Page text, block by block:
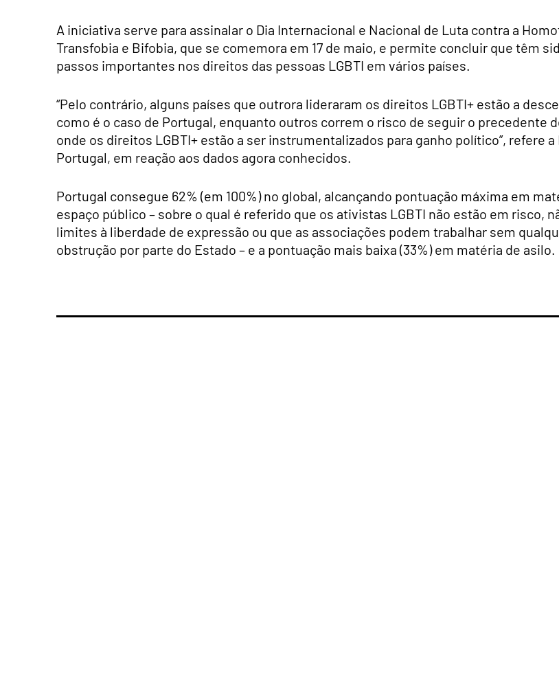
A iniciativa serve para assinalar o Dia Internacional e Nacional de Luta contra a
Transfobia e Bifobia, que se comemora em 17 de maio, e permite concluir que têm
passos importantes nos direitos das pessoas LGBTI em vários países.
“Pelo contrário, alguns países que outrora lideraram os direitos LGBTI+ estão a
como é o caso de Portugal, enquanto outros correm o risco de seguir o precedente
onde os direitos LGBTI+ estão a ser instrumentalizados para ganho político”, refere a
Portugal, em reação aos dados agora conhecidos.
Portugal consegue 62% (em 100%) no global, alcançando pontuação máxima em
espaço público – sobre o qual é referido que os ativistas LGBTI não estão em risco,
limites à liberdade de expressão ou que as associações podem trabalhar sem
obstrução por parte do Estado – e a pontuação mais baixa (33%) em matéria de asilo.